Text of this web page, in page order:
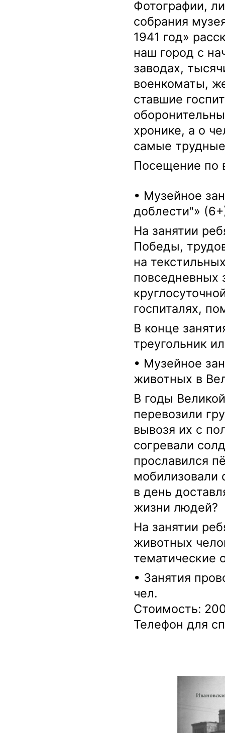
Фотографии,
собрания
1941 год»
наш город с
заводах,
военкоматы,
ставшие
хронике, а о
самые
Посещение по
• Музейное
доблестиʺ»
На занятии
Победы,
на
повседневных
госпиталях,
В конце
треугольник
• Музейное
животных в
В годы
перевозили
вывозя их с
согревали
прославился
мобилизовали
в день
жизни людей?
На занятии
животных
тематические
• Занятия
чел.
Стоимость:
Телефон для